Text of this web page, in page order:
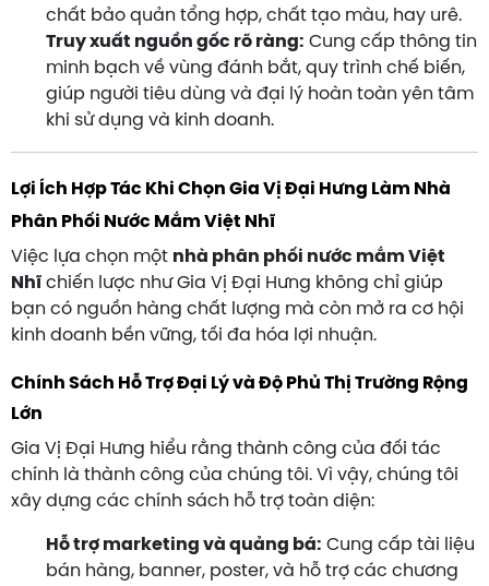
chất bảo quản tổng hợp, chất tạo màu, hay urê.
Truy xuất nguồn gốc rõ ràng: Cung cấp thông tin
minh bạch về vùng đánh bắt, quy trình chế biến,
giúp người tiêu dùng và đại lý hoàn toàn yên tâm
khi sử dụng và kinh doanh.
Lợi Ích Hợp Tác Khi Chọn Gia Vị Đại Hưng Làm Nhà
Phân Phối Nước Mắm Việt Nhĩ
Việc lựa chọn một nhà phân phối nước mắm Việt
Nhĩ chiến lược như Gia Vị Đại Hưng không chỉ giúp
bạn có nguồn hàng chất lượng mà còn mở ra cơ hội
kinh doanh bền vững, tối đa hóa lợi nhuận.
Chính Sách Hỗ Trợ Đại Lý và Độ Phủ Thị Trường Rộng
Lớn
Gia Vị Đại Hưng hiểu rằng thành công của đối tác
chính là thành công của chúng tôi. Vì vậy, chúng tôi
xây dựng các chính sách hỗ trợ toàn diện:
Hỗ trợ marketing và quảng bá: Cung cấp tài liệu
bán hàng, banner, poster, và hỗ trợ các chương